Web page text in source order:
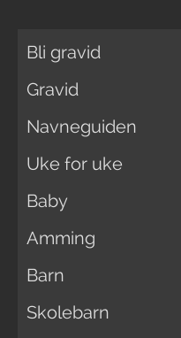
Bli gravid
Gravid
Navneguiden
Uke for uke
Baby
Amming
Barn
Skolebarn